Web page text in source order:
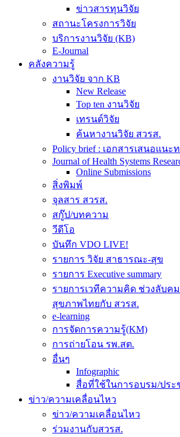
ข่าวสารทุนวิจัย
สถานะโครงการวิจัย
บริการงานวิจัย (KB)
E-Journal
คลังความรู้
งานวิจัย จาก KB
New Release
Top ten งานวิจัย
เทรนด์วิจัย
ค้นหางานวิจัย สวรส.
Policy brief : เอกสารเสนอแนะ
Journal of Health Systems
Online Submissions
สิ่งพิมพ์
จุลสาร สวรส.
สกู๊ป/บทความ
วีดีโอ
บันทึก VDO LIVE!
รายการ วิจัย สาธารณะ-สุข
รายการ Executive summary
รายการเวทีความคิด ช่วงลับค
สุขภาพไทยกับ สวรส.
e-learning
การจัดการความรู้(KM)
การถ่ายโอน รพ.สต.
อื่นๆ
Infographic
สื่อที่ใช้ในการอบรม/ประ
ข่าว/ความเคลื่อนไหว
ข่าว/ความเคลื่อนไหว
ร่วมงานกับสวรส.